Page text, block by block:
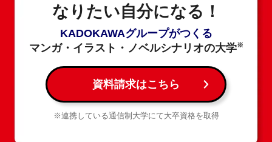
なりたい自分になる！
KADOKAWAグループがつくる
マンガ・イラスト・ノベルシナリオの大学※
資料請求はこちら
※連携している通信制大学にて大卒資格を取得